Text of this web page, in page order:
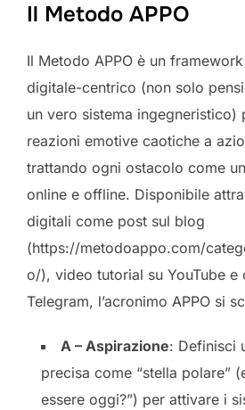
Il Metodo APPO
Il Metodo APPO è un
digitale-centrico (non solo
un vero sistema ingegneristico)
reazioni emotive caotiche a
trattando ogni ostacolo come
online e offline. Disponibile
digitali come post sul blog
(https://metodoappo.com/
o/), video tutorial su YouTube e
Telegram, l’acronimo APPO si
A – Aspirazione: Definisci
precisa come “stella polare”
essere oggi?”) per attivare i